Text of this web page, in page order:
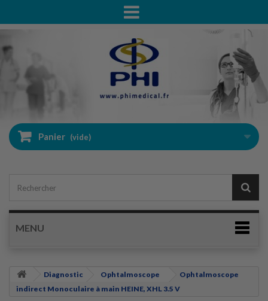
Panier (vide)
MENU
Diagnostic Ophtalmoscope
Ophtalmoscope
indirect Monoculaire à main HEINE, XHL 3.5 V